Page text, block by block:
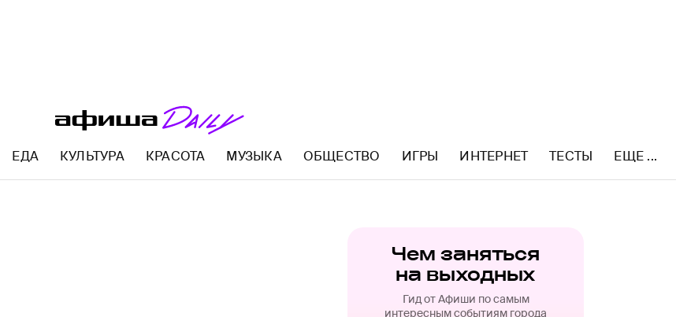
ЕДА КУЛЬТУРА КРАСОТА МУЗЫКА ОБЩЕСТВО ИГРЫ ИНТЕРНЕТ
ТЕСТЫ
AFISHA.RU
ЕЩЕ ...
Чем заняться
на выходных
Гид от Афиши по самым
интересным событиям города